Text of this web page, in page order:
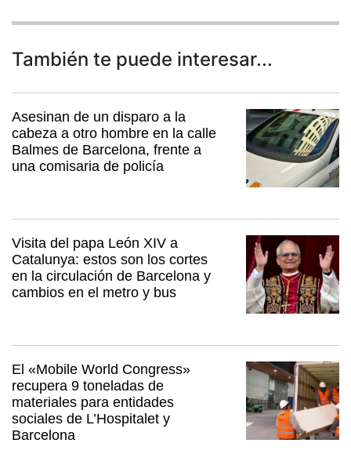
También te puede interesar...
Asesinan de un disparo a la
cabeza a otro hombre en la calle
Balmes de Barcelona, frente a
una comisaria de policía
Visita del papa León XIV a
Catalunya: estos son los cortes
en la circulación de Barcelona y
cambios en el metro y bus
El «Mobile World Congress»
recupera 9 toneladas de
materiales para entidades
sociales de L’Hospitalet y
Barcelona